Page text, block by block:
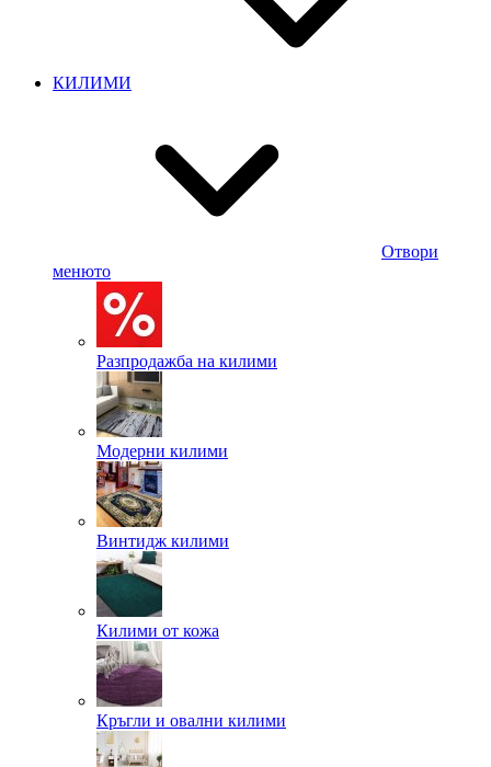
КИЛИМИ
Отвори
менюто
Разпродажба на килими
Модерни килими
Винтидж килими
Килими от кожа
Кръгли и овални килими